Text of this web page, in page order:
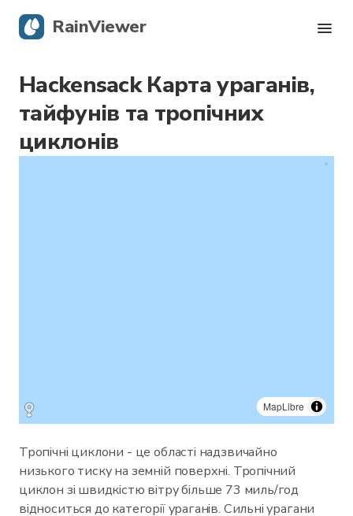
Hackensack Карта ураганів,
тайфунів та тропічних
циклонів
MapLibre
Тропічні циклони - це області надзвичайно
низького тиску на земній поверхні. Тропічний
циклон зі швидкістю вітру більше 73 миль/год
відноситься до категорії ураганів. Сильні урагани
RainViewer
Карта опадів
Тропічні циклони